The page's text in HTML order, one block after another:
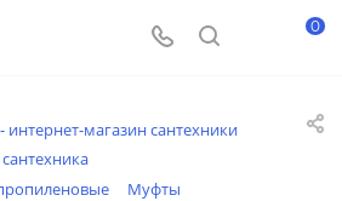
0
интернет-магазин сантехники
Муфты